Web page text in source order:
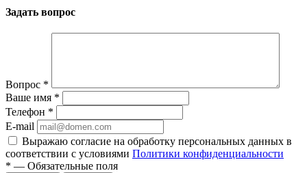
Задать вопрос
Вопрос *
Ваше имя *
Телефон *
E-mail
Выражаю согласие на обработку персональных данных в
соответствии с условиями Политики конфиденциальности
* — Обязательные поля